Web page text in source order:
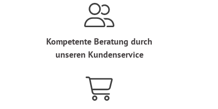
Kompetente Beratung durch
unseren Kundenservice